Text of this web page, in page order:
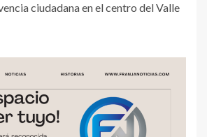
ciudadana en el centro del Valle